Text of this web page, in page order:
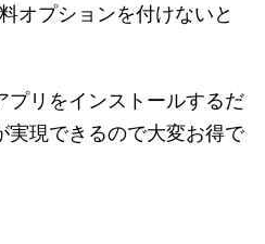
オプションを付けないと
プリをインストールするだ
実現できるので大変お得で